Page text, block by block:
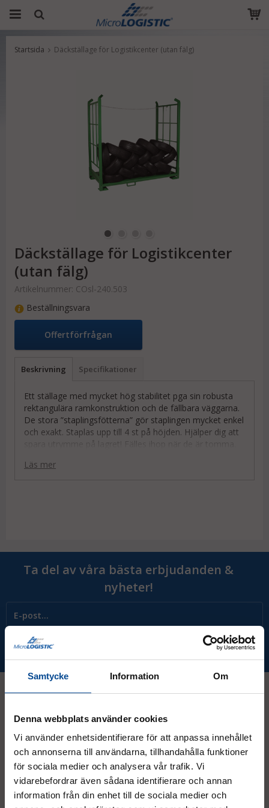
Samtycke Information Om
Denna webbplats använder cookies
Vi använder enhetsidentifierare för att anpassa innehållet
och annonserna till användarna, tillhandahålla funktioner
för sociala medier och analysera vår trafik. Vi
vidarebefordrar även sådana identifierare och annan
information från din enhet till de sociala medier och
Produkten har blivit tillagd i varukorgen
Startsida Däckställage för Logistikcenter (utan fälg)
Däckställage för Logistikcenter
(utan fälg)
Artikelnummer: COsl-240.503
Beställningsvara
Offertförfrågan
Beskrivning Specifikationer
Ett ställage med mycket hög stabilitet pga sin robusta
rektangulära ramkonstruktion och de fällbara väggarna.
De stora ”staplingsfötterna” gör staplingen mycket enkel
och exakt. Staplas upp till 4 st på höjden. Hjälper dig att
spara utrymme på lagret! Fälles ihop när de är tomma.
utrymme!
Läs mer
Ta del av våra bästa erbjudanden &
nyheter!
Kontakt
08 - 544 401 50
info@micrologistic.com
order@micrologistic.com